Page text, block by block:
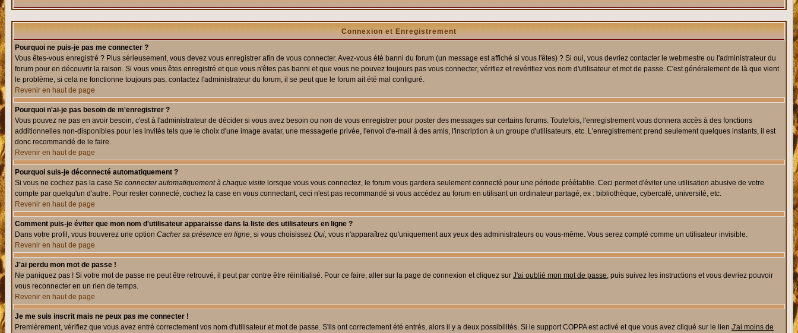
Connexion et Enregistrement
Pourquoi ne puis-je pas me connecter ?
Vous êtes-vous enregistré ? Plus sérieusement, vous devez vous enregistrer afin de vous connecter. Avez-vous été banni du forum (un message est affiché si vous l'êtes) ? Si oui, vous devriez contacter le webmestre ou l'administrateur du
forum pour en découvrir la raison. Si vous vous êtes enregistré et que vous n'êtes pas banni et que vous ne pouvez toujours pas vous connecter, vérifiez et revérifiez vos nom d'utilisateur et mot de passe. C'est généralement de là que vient
le problème, si cela ne fonctionne toujours pas, contactez l'administrateur du forum, il se peut que le forum ait été mal configuré.
Revenir en haut de page
Pourquoi n'ai-je pas besoin de m'enregistrer ?
Vous pouvez ne pas en avoir besoin, c'est à l'administrateur de décider si vous avez besoin ou non de vous enregistrer pour poster des messages sur certains forums. Toutefois, l'enregistrement vous donnera accès à des fonctions
additionnelles non-disponibles pour les invités tels que le choix d'une image avatar, une messagerie privée, l'envoi d'e-mail à des amis, l'inscription à un groupe d'utilisateurs, etc. L'enregistrement prend seulement quelques instants, il est
donc recommandé de le faire.
Revenir en haut de page
Pourquoi suis-je déconnecté automatiquement ?
Si vous ne cochez pas la case Se connecter automatiquement à chaque visite lorsque vous vous connectez, le forum vous gardera seulement connecté pour une période préétablie. Ceci permet d'éviter une utilisation abusive de votre
compte par quelqu'un d'autre. Pour rester connecté, cochez la case en vous connectant, ceci n'est pas recommandé si vous accédez au forum en utilisant un ordinateur partagé, ex : bibliothèque, cybercafé, université, etc.
Revenir en haut de page
Comment puis-je éviter que mon nom d'utilisateur apparaisse dans la liste des utilisateurs en ligne ?
Dans votre profil, vous trouverez une option Cacher sa présence en ligne, si vous choisissez Oui, vous n'apparaîtrez qu'uniquement aux yeux des administrateurs ou vous-même. Vous serez compté comme un utilisateur invisible.
Revenir en haut de page
J'ai perdu mon mot de passe !
Ne paniquez pas ! Si votre mot de passe ne peut être retrouvé, il peut par contre être réinitialisé. Pour ce faire, aller sur la page de connexion et cliquez sur J'ai oublié mon mot de passe, puis suivez les instructions et vous devriez pouvoir
vous reconnecter en un rien de temps.
Revenir en haut de page
Je me suis inscrit mais ne peux pas me connecter !
Premièrement, vérifiez que vous avez entré correctement vos nom d'utilisateur et mot de passe. S'ils ont correctement été entrés, alors il y a deux possibilités. Si le support COPPA est activé et que vous avez cliqué sur le lien J'ai moins de